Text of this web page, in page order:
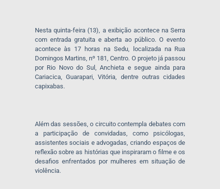
Nesta quinta-feira (13), a exibição acontece na Serra
com entrada gratuita e aberta ao público. O evento
acontece às 17 horas na Sedu, localizada na Rua
Domingos Martins, nº 181, Centro. O projeto já passou
por Rio Novo do Sul, Anchieta e segue ainda para
Cariacica, Guarapari, Vitória, dentre outras cidades
capixabas.
Além das sessões, o circuito contempla debates com
a participação de convidadas, como psicólogas,
assistentes sociais e advogadas, criando espaços de
reflexão sobre as histórias que inspiraram o filme e os
desafios enfrentados por mulheres em situação de
violência.